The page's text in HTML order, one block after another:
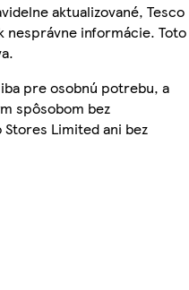
aktualizované, Tesco
nesprávne informácie. Toto
pre osobnú potrebu, a
spôsobom bez
Limited ani bez